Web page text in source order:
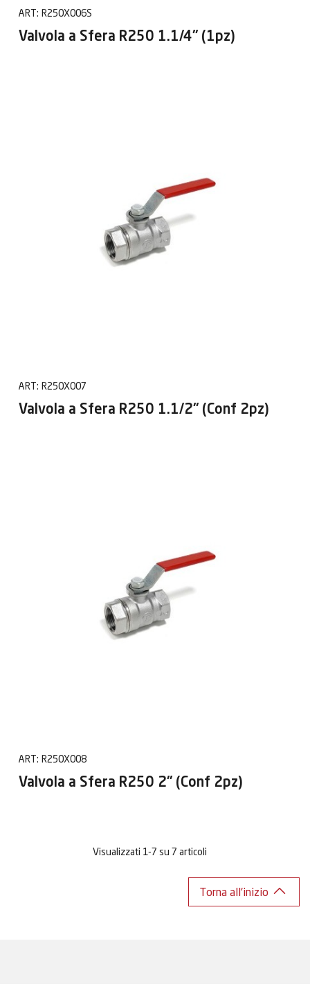
ART: R250X006S
Valvola a Sfera R250 1.1/4" (1pz)
ART: R250X007
Valvola a Sfera R250 1.1/2" (Conf 2pz)
ART: R250X008
Valvola a Sfera R250 2" (Conf 2pz)
Visualizzati 1-7 su 7 articoli
Torna all'inizio